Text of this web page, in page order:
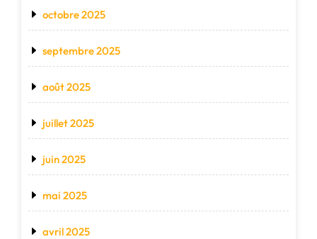
octobre 2025
septembre 2025
août 2025
juillet 2025
juin 2025
mai 2025
avril 2025